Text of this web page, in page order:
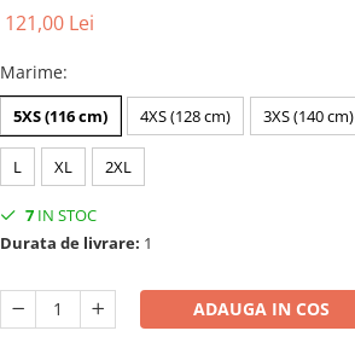
121,00 Lei
Marime:
5XS (116 cm) 4XS (128 cm) 3XS (140 cm)
L XL 2XL
7 IN STOC
Durata de livrare: 1
ADAUGA IN COS